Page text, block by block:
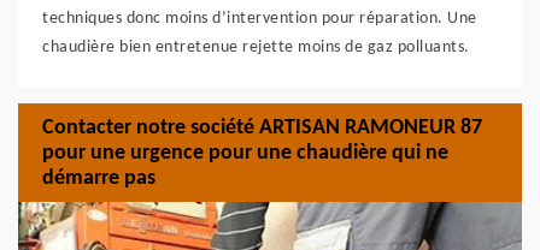
techniques donc moins d’intervention pour réparation. Une
chaudière bien entretenue rejette moins de gaz polluants.
Contacter notre société ARTISAN RAMONEUR 87
pour une urgence pour une chaudière qui ne
démarre pas